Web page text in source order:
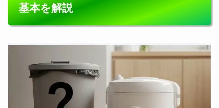
基本を解説